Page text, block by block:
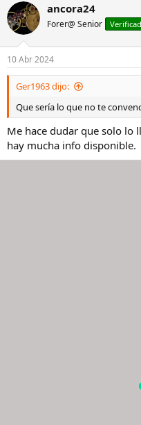
ancora24
Forer@ Senior
10 Abr 2024
Ger1963 dijo:
Que sería lo que no te
Me hace dudar que solo lo
hay mucha info disponible.